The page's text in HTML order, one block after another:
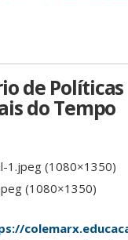
de Políticas
do Tempo